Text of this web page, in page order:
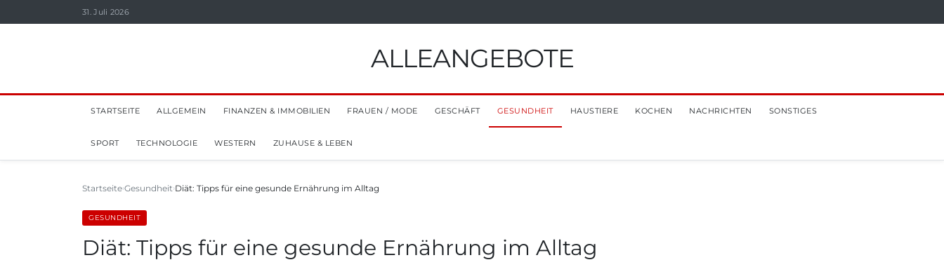
31. Juli 2026
ALLEANGEBOTE
STARTSEITE ALLGEMEIN FINANZEN & IMMOBILIEN FRAUEN / MODE GESCHÄFT GESUNDHEIT HAUSTIERE KOCHEN NACHRICHTEN SONSTIGES
SPORT TECHNOLOGIE WESTERN ZUHAUSE & LEBEN
Startseite Gesundheit Diät: Tipps für eine gesunde Ernährung im Alltag
GESUNDHEIT
Diät: Tipps für eine gesunde Ernährung im Alltag